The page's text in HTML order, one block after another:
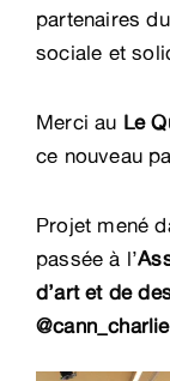
partenaires
sociale et
Merci au Le
ce nouveau
Projet mené
passée à l’
d’art et de
@cann_charlie